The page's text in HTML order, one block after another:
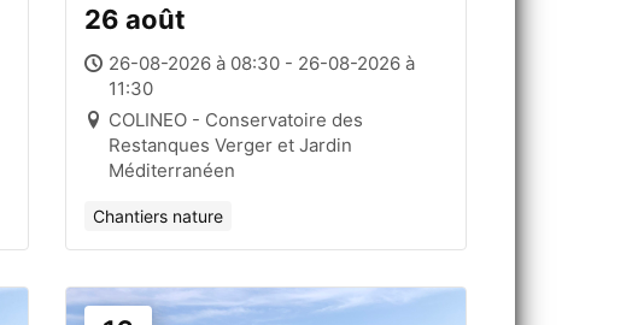
26 août
26-08-2026 à 08:30 - 26-08-2026 à
11:30
COLINEO - Conservatoire des
Restanques Verger et Jardin
Méditerranéen
Chantiers nature